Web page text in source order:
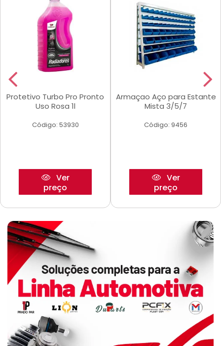
Protetivo Turbo Pro Pronto
Uso Rosa 1l
Código: 53930
Ver
preço
Armaçao Aço para Estante
Mista 3/5/7
Código: 9456
Ver
preço